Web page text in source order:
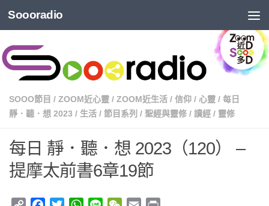
Soooradio
SOOO節目 / ZOOM近心靈 / ZOOM近生活 / 信仰 / 心靈 / 每日
靜．聽．想 2023 / 生活 / 節目系列 / 聖經與靈修 / 讀經 / 靈修
每日 靜．聽．想 2023（120） –
提摩太前書6章19節